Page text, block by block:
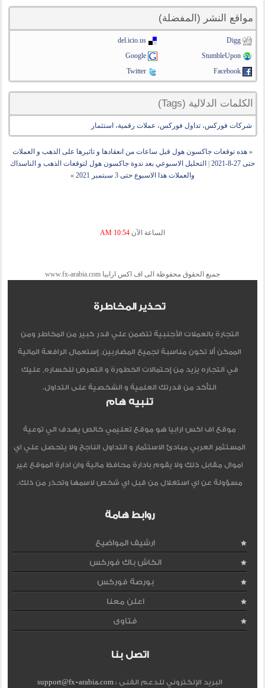
مواقع النشر (المفضلة)
Digg
del.icio.us
StumbleUpon
Google
Facebook
Twitter
الكلمات الدلالية (Tags)
شركات فوركس، تداول فوركس، عملات رقمية، استثمار
« هذه توقعات جاكسون هول قبل ساعات من انعقادها و تاثيرها على الذهب و العملات
حتى 27-8-2021
التحليل الاسبوعي بعد ندوة جاكسون هول لتوقعات الذهب و الناسداك
والعملات هذا الاسبوع حتى 3 سبتمبر 2021
»
الساعة الآن 10:54 AM
جميع الحقوق محفوظة الى اف اكس ارابيا www.fx-arabia.com
تحذير المخاطرة
التجارة بالعملات الأجنبية تتضمن علي قدر كبير من المخاطر ومن
الممكن ألا تكون مناسبة لجميع المضاربين, إستعمال الرافعة المالية
في التجاره يزيد من إحتمالات الخطورة و التعرض للخساره, عليك
التأكد من قدرتك العلمية و الشخصية على التداول.
تنبيه هام
موقع اف اكس ارابيا هو موقع تعليمي خالص يهدف الي توعية
المستثمر العربي مبادئ الاستثمار و التداول الناجح ولا يتحصل علي اي
اموال مقابل ذلك ولا يقوم بادارة محافظ مالية وان ادارة الموقع غير
مسؤولة عن اي استغلال من قبل اي شخص لاسمها وتحذر من ذلك.
روابط هامة
ارشيف المواضيع
الكاش باك فوركس
بورصة فوركس
اعلن معنا
فتاوى
اتصل بنا
البريد الإلكتروني للدعم الفنى :support@fx-arabia.com